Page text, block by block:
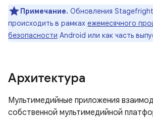
Примечание. Обновления
происходить в рамках ежемесячного
безопасности Android или как часть
Архитектура
Мультимедийные приложения
собственной мультимедийной